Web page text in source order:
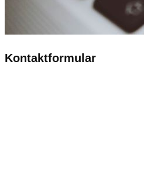
Kontaktformular